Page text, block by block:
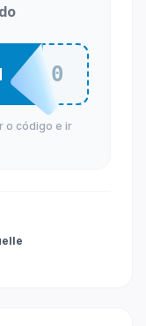
o código e ir